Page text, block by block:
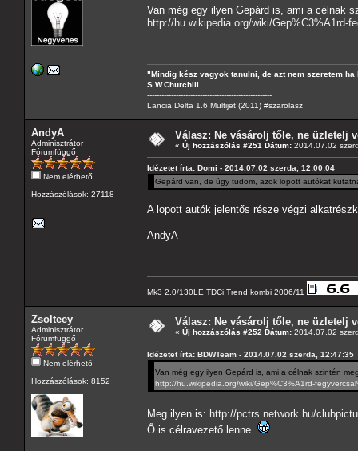
Van még egy ilyen Gepárd is, ami a célnak
http://hu.wikipedia.org/wiki/Gep%C3%A1rd-
"Mindig kész vagyok tanulni, de azt nem szeretem
S.W.Churchill
----------------------------------------------------
Lancia Delta 1.6 Multijet (2011) #szarolasz
AndyA
Adminisztrátor
Fórumfüggő
Nem elérhető
Hozzászólások: 27118
Válasz: Ne vásárolj tőle, ne üzletelj
« Új hozzászólás #251 Dátum: 2014.07.02
Idézetet írta: Domi - 2014.07.02 szerda, 12:00:04
Gepárd van, de úgy tudom, azok lopott autókat
A lopott autók jelentős része végzi
AndyA
Mk3 2.0/130LE TDCi Trend kombi 2006/11
Zsolteey
Adminisztrátor
Fórumfüggő
Nem elérhető
Hozzászólások: 8152
Válasz: Ne vásárolj tőle, ne üzletelj
« Új hozzászólás #252 Dátum: 2014.07.02
Idézetet írta: BDWTeam - 2014.07.02 szerda, 12:47:35
Van még egy ilyen Gepárd is, ami a célnak szintén
http://hu.wikipedia.org/wiki/Gep%C3%A1rd-
Meg ilyen is: http://pctrs.network.hu/
Ő is célravezető lenne